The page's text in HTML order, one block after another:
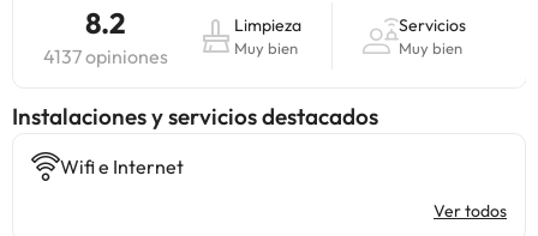
8.2
4137 opiniones
Limpieza
Muy bien
Servicios
Muy bien
Instalaciones y servicios destacados
Wifi e Internet
Ver todos